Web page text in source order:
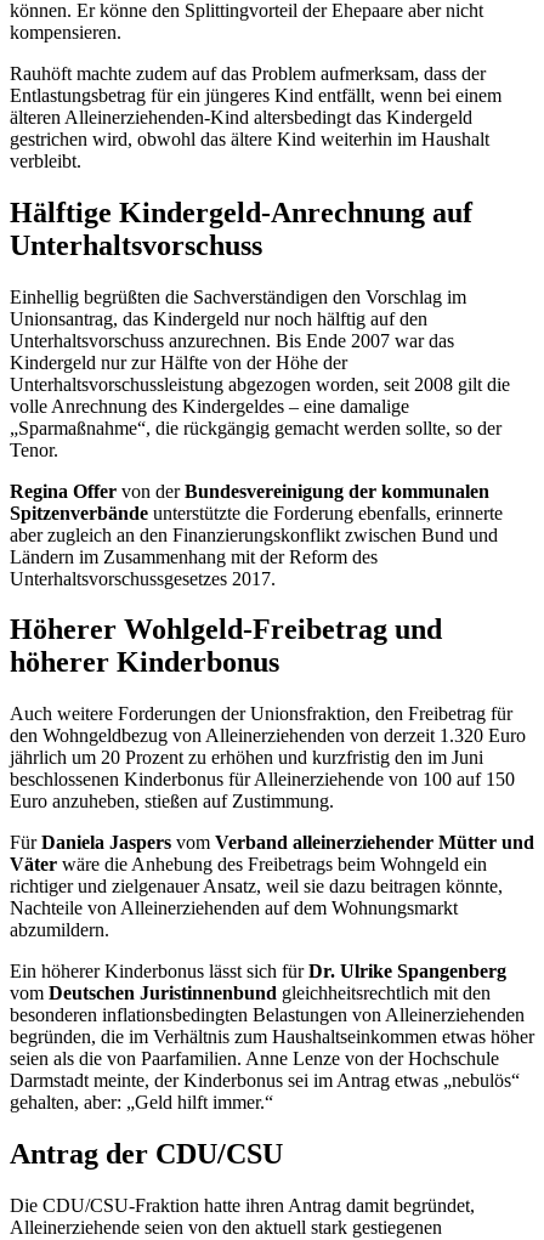
können. Er könne den Splittingvorteil der Ehepaare aber nicht
kompensieren.
Rauhöft machte zudem auf das Problem aufmerksam, dass der
Entlastungsbetrag für ein jüngeres Kind entfällt, wenn bei einem
älteren Alleinerziehenden-Kind altersbedingt das Kindergeld
gestrichen wird, obwohl das ältere Kind weiterhin im Haushalt
verbleibt.
Hälftige Kindergeld-Anrechnung auf
Unterhaltsvorschuss
Einhellig begrüßten die Sachverständigen den Vorschlag im
Unionsantrag, das Kindergeld nur noch hälftig auf den
Unterhaltsvorschuss anzurechnen. Bis Ende 2007 war das
Kindergeld nur zur Hälfte von der Höhe der
Unterhaltsvorschussleistung abgezogen worden, seit 2008 gilt die
volle Anrechnung des Kindergeldes – eine damalige
„Sparmaßnahme“, die rückgängig gemacht werden sollte, so der
Tenor.
Regina Offer von derBundesvereinigung der kommunalen
Spitzenverbände unterstützte die Forderung ebenfalls, erinnerte
aber zugleich an den Finanzierungskonflikt zwischen Bund und
Ländern im Zusammenhang mit der Reform des
Unterhaltsvorschussgesetzes 2017.
Höherer Wohlgeld-Freibetrag und
höherer Kinderbonus
Auch weitere Forderungen der Unionsfraktion, den Freibetrag für
den Wohngeldbezug von Alleinerziehenden von derzeit 1.320 Euro
jährlich um 20 Prozent zu erhöhen und kurzfristig den im Juni
beschlossenen Kinderbonus für Alleinerziehende von 100 auf 150
Euro anzuheben, stießen auf Zustimmung.
FürDaniela Jaspers vom Verband alleinerziehender Mütter und
Väter wäre die Anhebung des Freibetrags beim Wohngeld ein
richtiger und zielgenauer Ansatz, weil sie dazu beitragen könnte,
Nachteile von Alleinerziehenden auf dem Wohnungsmarkt
abzumildern.
Ein höherer Kinderbonus lässt sich fürDr. Ulrike Spangenberg
vom Deutschen Juristinnenbund gleichheitsrechtlich mit den
besonderen inflationsbedingten Belastungen von Alleinerziehenden
begründen, die im Verhältnis zum Haushaltseinkommen etwas höher
seien als die von Paarfamilien. Anne Lenze von der Hochschule
Darmstadt meinte, der Kinderbonus sei im Antrag etwas „nebulös“
gehalten, aber: „Geld hilft immer.“
Antrag der CDU/CSU
Die CDU/CSU-Fraktion hatte ihren Antrag damit begründet,
Alleinerziehende seien von den aktuell stark gestiegenen